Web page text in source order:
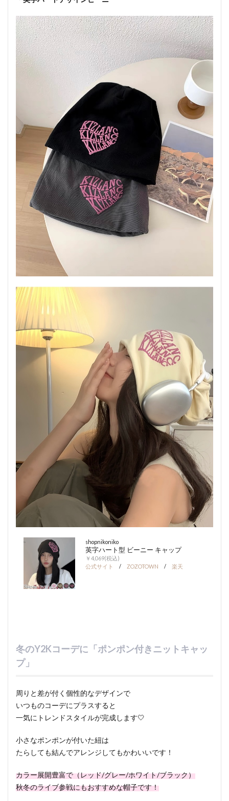
shopnikoniko
英字ハート型 ビーニー キャップ
￥4,069(税込)
公式サイト
/ ZOZOTOWN / 楽天
冬のY2Kコーデに「ポンポン付きニットキャッ
プ」
周りと差が付く個性的なデザインで
いつものコーデにプラスすると
一気にトレンドスタイルが完成します🤍
小さなポンポンが付いた紐は
たらしても結んでアレンジしてもかわいいです！
カラー展開豊富で（レッド/グレー/ホワイト/ブラック）
秋冬のライブ参戦にもおすすめな帽子です！